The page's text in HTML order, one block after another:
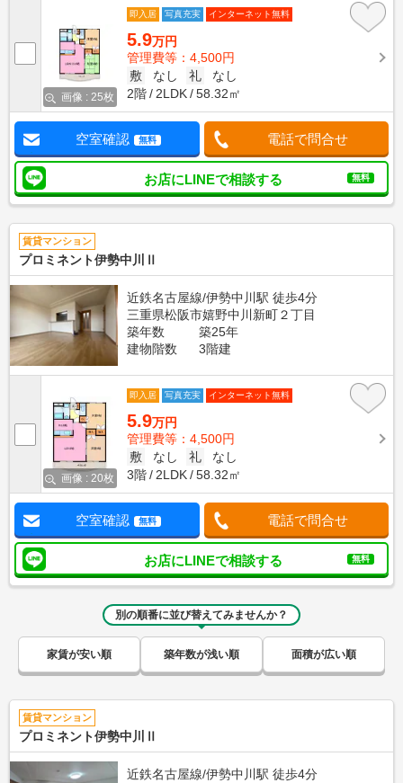
画像 : 25枚
即入居 写真充実 インターネット無料
5.9万円
管理費等：4,500円
敷
なし 礼
なし
2階
2LDK 58.32㎡
空室確認 無料 電話で問合せ
お店にLINEで相談する 無料
賃貸マンション
プロミネント伊勢中川Ⅱ
近鉄名古屋線/伊勢中川駅 徒歩4分
三重県松阪市嬉野中川新町２丁目
築年数
築25年
建物階数
3階建
画像 : 20枚
即入居 写真充実 インターネット無料
5.9万円
管理費等：4,500円
敷
なし 礼
なし
3階
2LDK 58.32㎡
空室確認 無料 電話で問合せ
お店にLINEで相談する 無料
別の順番に並び替えてみませんか？
家賃が安い順 築年数が浅い順 面積が広い順
賃貸マンション
プロミネント伊勢中川Ⅱ
近鉄名古屋線/伊勢中川駅 徒歩4分